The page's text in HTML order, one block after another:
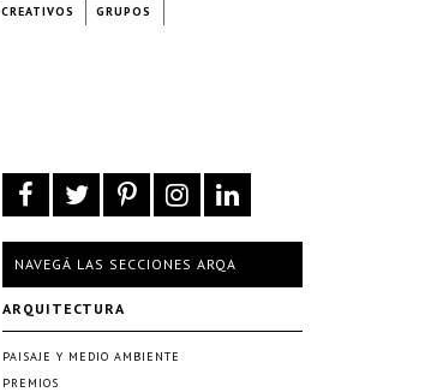
CREATIVOS GRUPOS
NAVEGÁ LAS SECCIONES ARQA
ARQUITECTURA
PAISAJE Y MEDIO AMBIENTE
PREMIOS